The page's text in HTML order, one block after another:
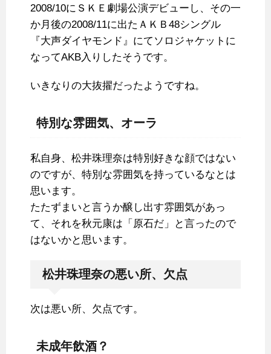
2008/10にＳＫＥ劇場公演デビューし、その一
か月後の2008/11に出たＡＫＢ48シングル
『大声ダイヤモンド』にてソロジャケットに
なってAKB入りしたそうです。
いきなりの大抜擢だったようですね。
特別な雰囲気、オーラ
私自身、松井珠理奈は特別好きな顔ではない
のですが、特別な雰囲気を持っているなとは
思います。
たたずまいと言うか醸し出す雰囲気があっ
て、それを秋元康は「原石だ」と言ったので
はないかと思います。
松井珠理奈の悪い所、欠点
次は悪い所、欠点です。
未成年飲酒？